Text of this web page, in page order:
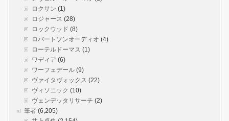
ロクサン (1)
ロジャース (28)
ロックウッド (8)
ロバートソンオーディオ (4)
ローテルドーマス (1)
ワディア (6)
ワーフェデール (9)
ヴァイタヴォックス (22)
ヴィソニック (10)
ヴェンデッタリサーチ (2)
筆者 (6,205)